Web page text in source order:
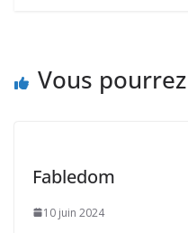
Vous
Fabledom
10 juin 2024